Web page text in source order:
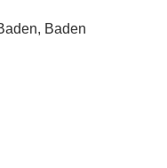
Baden